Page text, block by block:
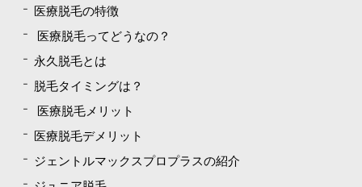
医療脱毛の特徴
医療脱毛ってどうなの？
永久脱毛とは
脱毛タイミングは？
医療脱毛メリット
医療脱毛デメリット
ジェントルマックスプロプラスの紹介